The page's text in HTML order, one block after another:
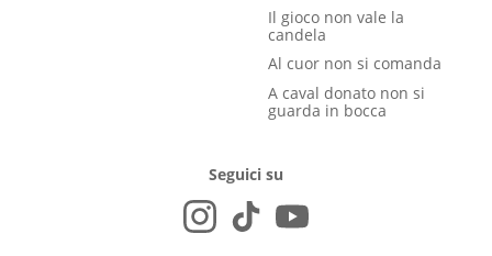
Il gioco non vale la
candela
Al cuor non si comanda
A caval donato non si
guarda in bocca
Seguici su